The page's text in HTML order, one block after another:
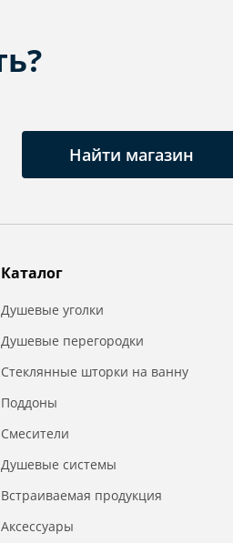
Найти магазин
Каталог
Душевые уголки
Душевые перегородки
Стеклянные шторки на ванну
Поддоны
Смесители
Душевые системы
Встраиваемая продукция
Аксессуары